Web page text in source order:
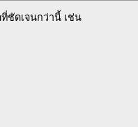
ชัดเจนกว่านี้ เช่น